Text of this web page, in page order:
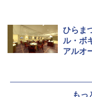
ひらま
ル・ボ
アルオ
もっ